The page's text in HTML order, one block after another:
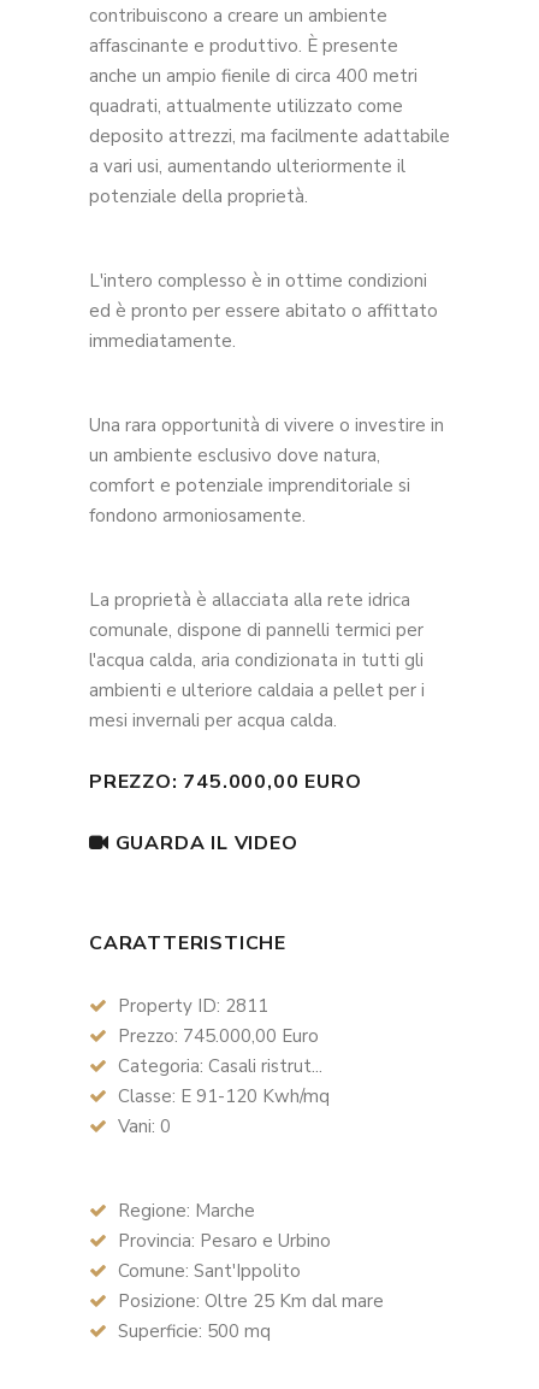
contribuiscono a creare un ambiente
affascinante e produttivo. È presente
anche un ampio fienile di circa 400 metri
quadrati, attualmente utilizzato come
deposito attrezzi, ma facilmente adattabile
a vari usi, aumentando ulteriormente il
potenziale della proprietà.
L'intero complesso è in ottime condizioni
ed è pronto per essere abitato o affittato
immediatamente.
Una rara opportunità di vivere o investire in
un ambiente esclusivo dove natura,
comfort e potenziale imprenditoriale si
fondono armoniosamente.
La proprietà è allacciata alla rete idrica
comunale, dispone di pannelli termici per
l'acqua calda, aria condizionata in tutti gli
ambienti e ulteriore caldaia a pellet per i
mesi invernali per acqua calda.
PREZZO: 745.000,00 EURO
GUARDA IL VIDEO
CARATTERISTICHE
Property ID: 2811
Prezzo: 745.000,00 Euro
Categoria: Casali ristrut...
Classe: E 91-120 Kwh/mq
Vani: 0
Regione: Marche
Provincia: Pesaro e Urbino
Comune: Sant'Ippolito
Posizione: Oltre 25 Km dal mare
Superficie: 500 mq